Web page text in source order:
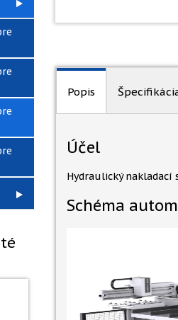
Popis
Účel
Hydraulický nakladací
Schéma